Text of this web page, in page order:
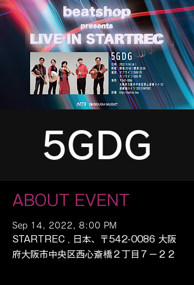
5GDG
ABOUT EVENT
Sep 14, 2022, 8:00 PM
STARTREC , 日本、〒542-0086 大阪
府大阪市中央区西心斎橋２丁目７−２２